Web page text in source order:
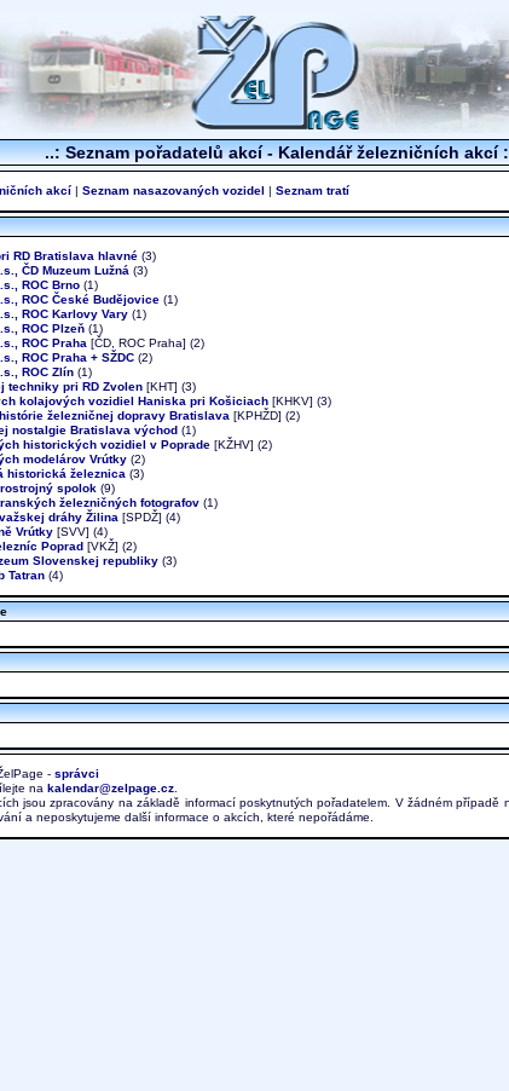
..: Seznam pořadatelů akcí - Kalendář železničních akcí
akcí Seznam nasazovaných vozidel Seznam tratí
RD Bratislava hlavné (3)
ČD Muzeum Lužná (3)
ROC Brno (1)
ROC České Budějovice (1)
ROC Karlovy Vary (1)
ROC Plzeň (1)
ROC Praha [ČD, ROC Praha] (2)
ROC Praha + SŽDC (2)
ROC Zlín (1)
techniky pri RD Zvolen [KHT] (3)
kolajových vozidiel Haniska pri Košiciach [KHKV] (3)
železničnej dopravy Bratislava [KPHŽD] (2)
nostalgie Bratislava východ (1)
historických vozidiel v Poprade [KŽHV] (2)
modelárov Vrútky (2)
historická železnica (3)
spolok (9)
železničných fotografov (1)
dráhy Žilina [SPDŽ] (4)
Vrútky [SVV] (4)
Poprad [VKŽ] (2)
Slovenskej republiky (3)
Tatran (4)
- správci
na kalendar@zelpage.cz.
jsou zpracovány na základě informací poskytnutých pořadatelem. V žádném
a neposkytujeme další informace o akcích, které nepořádáme.